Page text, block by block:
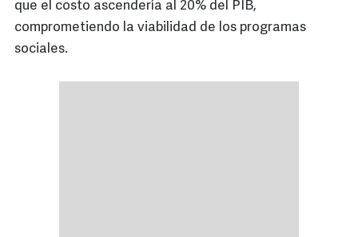
que el costo ascendería al 20% del PIB,
comprometiendo la viabilidad de los programas
sociales.